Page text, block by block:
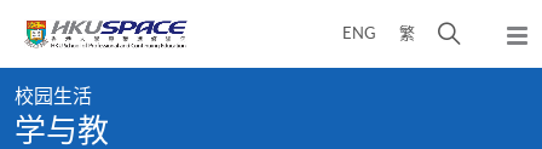
content
ENG 繁
开
弹
出
content
start
校园生活
学与教